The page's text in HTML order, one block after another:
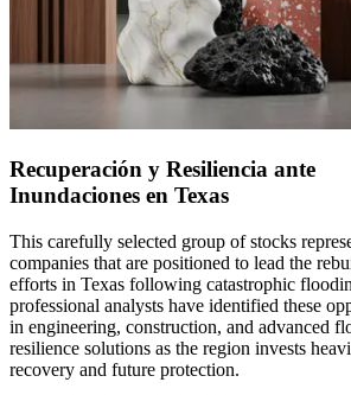
Recuperación y Resiliencia ante
Inundaciones en Texas
This carefully selected group of stocks
companies that are positioned to lead the
efforts in Texas following catastrophic
professional analysts have identified these
in engineering, construction, and advanced
resilience solutions as the region invests
recovery and future protection.